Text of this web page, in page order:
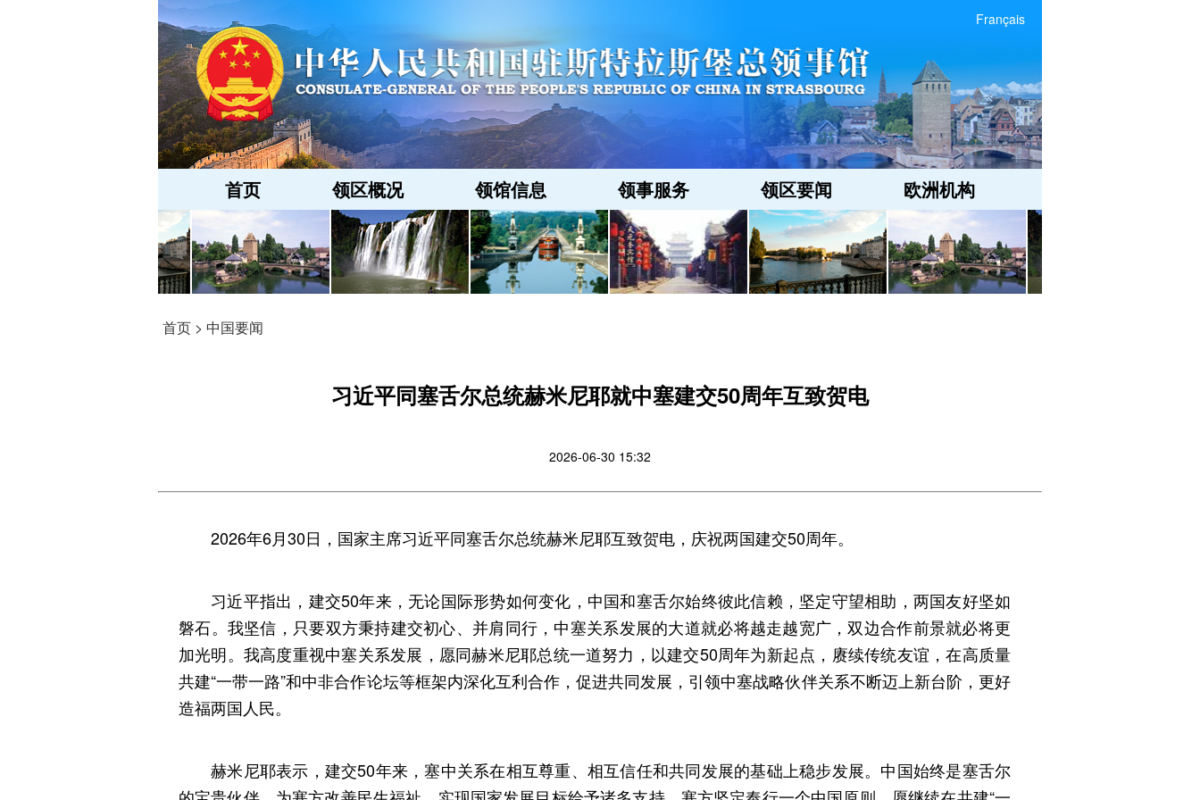
Français
首页 领区概况 领馆信息 领事服务 领区要闻 欧洲机构
首页 > 中国要闻
习近平同塞舌尔总统赫米尼耶就中塞建交50周年互致贺电
2026-06-30 15:32
2026年6月30日，国家主席习近平同塞舌尔总统赫米尼耶互致贺电，庆祝两国建交50周年。
习近平指出，建交50年来，无论国际形势如何变化，中国和塞舌尔始终彼此信赖，坚定守望相助，两国友好坚如
磐石。我坚信，只要双方秉持建交初心、并肩同行，中塞关系发展的大道就必将越走越宽广，双边合作前景就必将更
加光明。我高度重视中塞关系发展，愿同赫米尼耶总统一道努力，以建交50周年为新起点，赓续传统友谊，在高质量
共建“一带一路”和中非合作论坛等框架内深化互利合作，促进共同发展，引领中塞战略伙伴关系不断迈上新台阶，更好
造福两国人民。
赫米尼耶表示，建交50年来，塞中关系在相互尊重、相互信任和共同发展的基础上稳步发展。中国始终是塞舌尔